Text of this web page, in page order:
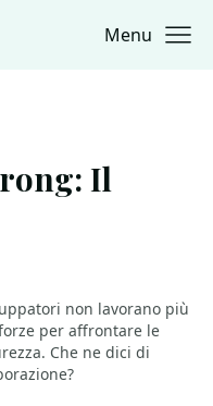
Menu
Il
non lavorano più
per affrontare le
Che ne dici di